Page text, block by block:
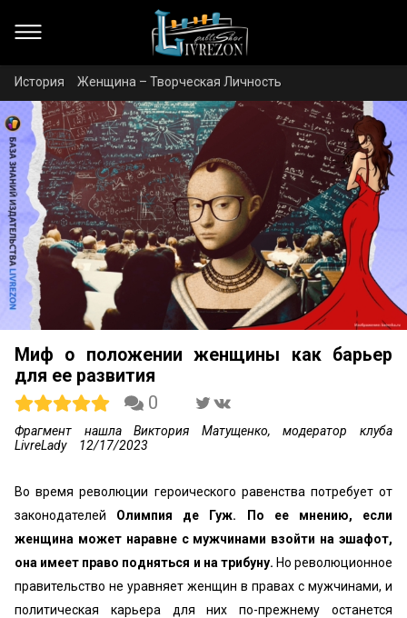
История Женщина – Творческая Личность
Миф о положении женщины как барьер
для ее развития
0
Фрагмент нашла Виктория Матущенко, модератор клуба
LivreLady
12/17/2023
Во время революции героического равенства потребует от
законодателей Олимпия де Гуж. По ее мнению, если
женщина может наравне с мужчинами взойти на эшафот,
она имеет право подняться и на трибуну. Но революцион­ное
правительство не уравняет женщин в правах с мужчи­нами, и
политическая карьера для них по-прежнему ос­танется